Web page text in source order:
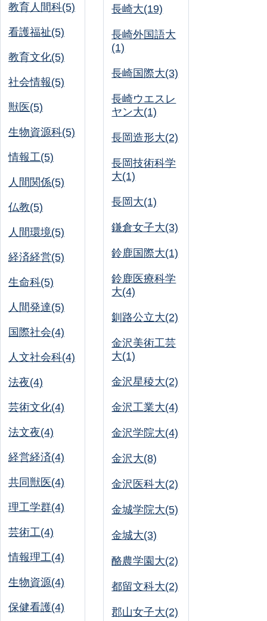
教育人間科(5)
看護福祉(5)
教育文化(5)
社会情報(5)
獣医(5)
生物資源科(5)
情報工(5)
人間関係(5)
仏教(5)
人間環境(5)
経済経営(5)
生命科(5)
人間発達(5)
国際社会(4)
人文社会科(4)
法夜(4)
芸術文化(4)
法文夜(4)
経営経済(4)
共同獣医(4)
理工学群(4)
芸術工(4)
情報理工(4)
生物資源(4)
保健看護(4)
長崎大(19)
長崎外国語大
(1)
長崎国際大(3)
長崎ウエスレ
ヤン大(1)
長岡造形大(2)
長岡技術科学
大(1)
長岡大(1)
鎌倉女子大(3)
鈴鹿国際大(1)
鈴鹿医療科学
大(4)
釧路公立大(2)
金沢美術工芸
大(1)
金沢星稜大(2)
金沢工業大(4)
金沢学院大(4)
金沢大(8)
金沢医科大(2)
金城学院大(5)
金城大(3)
酪農学園大(2)
都留文科大(2)
郡山女子大(2)